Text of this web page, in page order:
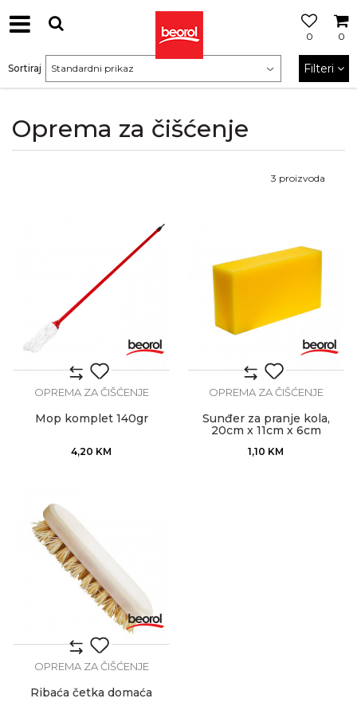
0
0
Oprema za čišćenje
Sortiraj Filteri
3 proizvoda
OPREMA ZA ČIŠĆENJE
Mop komplet 140gr
4,20 KM
OPREMA ZA ČIŠĆENJE
Sunđer za pranje kola,
20cm x 11cm x 6cm
1,10 KM
OPREMA ZA ČIŠĆENJE
Ribaća četka domaća